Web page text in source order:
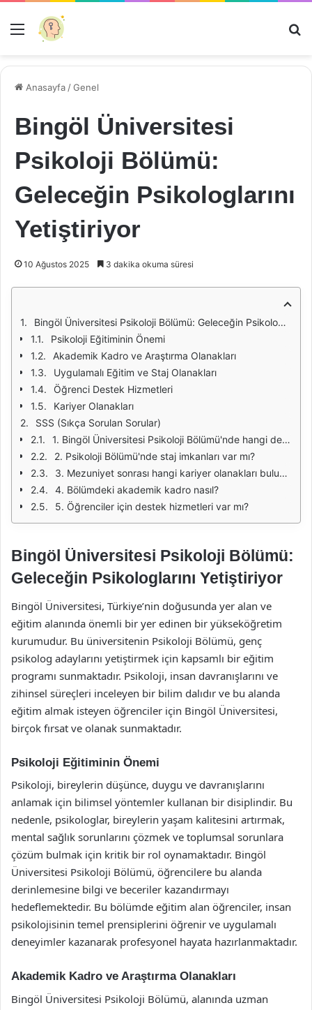
Menü
Anasayfa /Genel
Bingöl Üniversitesi
Psikoloji Bölümü:
Geleceğin Psikologlarını
Yetiştiriyor
10 Ağustos 2025 3 dakika okuma süresi
Bingöl Üniversitesi Psikoloji Bölümü: Geleceğin Psikologlarını Yetiştiriyor
Psikoloji Eğitiminin Önemi
Akademik Kadro ve Araştırma Olanakları
Uygulamalı Eğitim ve Staj Olanakları
Öğrenci Destek Hizmetleri
Kariyer Olanakları
SSS (Sıkça Sorulan Sorular)
1. Bingöl Üniversitesi Psikoloji Bölümü'nde hangi dersler verilmektedir?
2. Psikoloji Bölümü'nde staj imkanları var mı?
3. Mezuniyet sonrası hangi kariyer olanakları bulunmaktadır?
4. Bölümdeki akademik kadro nasıl?
5. Öğrenciler için destek hizmetleri var mı?
Bingöl Üniversitesi Psikoloji Bölümü:
Geleceğin Psikologlarını Yetiştiriyor
Bingöl Üniversitesi, Türkiye’nin doğusunda yer alan ve
eğitim alanında önemli bir yer edinen bir yükseköğretim
kurumudur. Bu üniversitenin Psikoloji Bölümü, genç
psikolog adaylarını yetiştirmek için kapsamlı bir eğitim
programı sunmaktadır. Psikoloji, insan davranışlarını ve
zihinsel süreçleri inceleyen bir bilim dalıdır ve bu alanda
eğitim almak isteyen öğrenciler için Bingöl Üniversitesi,
birçok fırsat ve olanak sunmaktadır.
Psikoloji Eğitiminin Önemi
Psikoloji, bireylerin düşünce, duygu ve davranışlarını
anlamak için bilimsel yöntemler kullanan bir disiplindir. Bu
nedenle, psikologlar, bireylerin yaşam kalitesini artırmak,
mental sağlık sorunlarını çözmek ve toplumsal sorunlara
çözüm bulmak için kritik bir rol oynamaktadır. Bingöl
Üniversitesi Psikoloji Bölümü, öğrencilere bu alanda
derinlemesine bilgi ve beceriler kazandırmayı
hedeflemektedir. Bu bölümde eğitim alan öğrenciler, insan
psikolojisinin temel prensiplerini öğrenir ve uygulamalı
deneyimler kazanarak profesyonel hayata hazırlanmaktadır.
Akademik Kadro ve Araştırma Olanakları
Bingöl Üniversitesi Psikoloji Bölümü, alanında uzman